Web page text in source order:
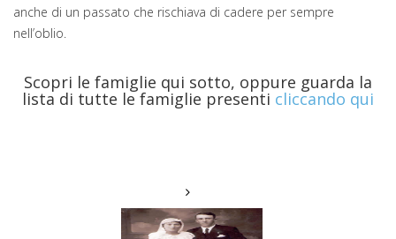
anche di un passato che rischiava di cadere per sempre
nell’oblio.
Scopri le famiglie qui sotto, oppure guarda la
lista di tutte le famiglie presenti cliccando qui